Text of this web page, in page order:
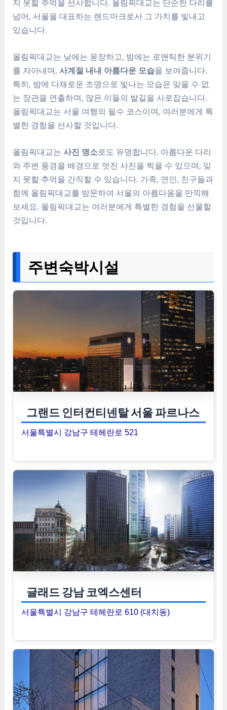
넘어, 서울을 대표하는 랜드마크로서 그 가치를 빛내고
있습니다.
올림픽대교는 낮에는 웅장하고, 밤에는 로맨틱한 분위기
를 자아내며,사계절 내내 아름다운 모습을 보여줍니다.
특히, 밤에 다채로운 조명으로 빛나는 모습은 잊을 수 없
는 장관을 연출하며, 많은 이들의 발길을 사로잡습니다.
올림픽대교는 서울 여행의 필수 코스이며, 여러분에게 특
별한 경험을 선사할 것입니다.
올림픽대교는사진 명소로도 유명합니다. 아름다운 다리
와 주변 풍경을 배경으로 멋진 사진을 찍을 수 있으며, 잊
지 못할 추억을 간직할 수 있습니다. 가족, 연인, 친구들과
함께 올림픽대교를 방문하여 서울의 아름다움을 만끽해
보세요. 올림픽대교는 여러분에게 특별한 경험을 선물할
것입니다.
주변숙박시설
그랜드 인터컨티넨탈 서울 파르나스
서울특별시 강남구 테헤란로 521
글래드 강남 코엑스센터
서울특별시 강남구 테헤란로 610 (대치동)